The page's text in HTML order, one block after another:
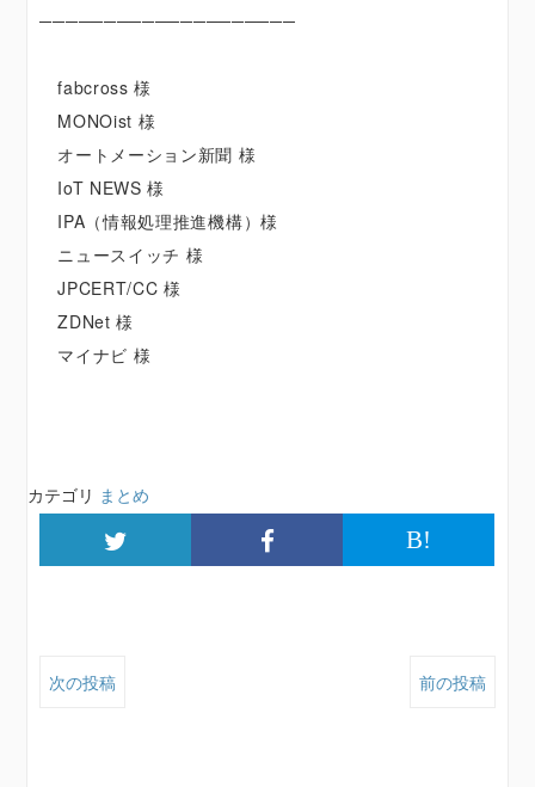
────────────────────
fabcross 様
MONOist 様
オートメーション新聞 様
IoT NEWS 様
IPA（情報処理推進機構）様
ニュースイッチ 様
JPCERT/CC 様
ZDNet 様
マイナビ 様
カテゴリ まとめ
B!
次の投稿 前の投稿